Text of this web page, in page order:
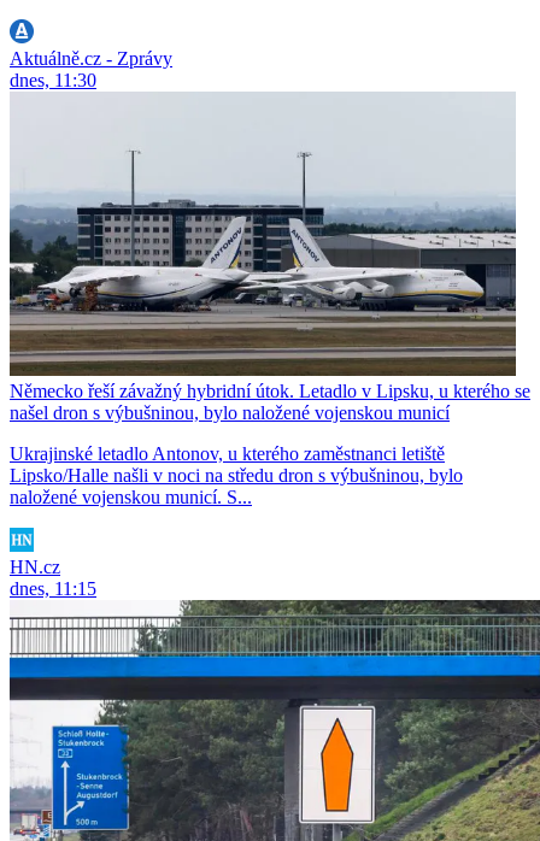
Aktuálně.cz - Zprávy
dnes, 11:30
Německo řeší závažný hybridní útok. Letadlo v Lipsku, u kterého se
našel dron s výbušninou, bylo naložené vojenskou municí
Ukrajinské letadlo Antonov, u kterého zaměstnanci letiště
Lipsko/Halle našli v noci na středu dron s výbušninou, bylo
naložené vojenskou municí. S...
HN.cz
dnes, 11:15